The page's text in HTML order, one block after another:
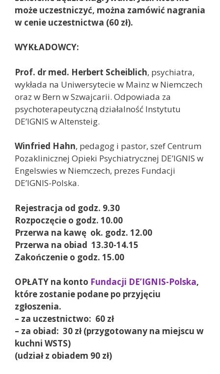
może uczestniczyć, można zamówić nagrania
w cenie uczestnictwa (60 zł).
WYKŁADOWCY:
Prof. dr med. Herbert Scheiblich, psychiatra,
wykłada na Uniwersytecie w Mainz w Niemczech
oraz w Bern w Szwajcarii. Odpowiada za
psychoterapeutyczną działalność Instytutu
DE’IGNIS w Altensteig.
Winfried Hahn, pedagog i pastor, szef Centrum
Pozaklinicznej Opieki Psychiatrycznej DE’IGNIS w
Engelswies w Niemczech, prezes Fundacji
DE’IGNIS-Polska.
Rejestracja od godz. 9.30
Rozpoczęcie o godz. 10.00
Przerwa na kawę ok. godz. 12.00
Przerwa na obiad 13.30-14.15
Zakończenie o godz. 15.00
OPŁATY na konto Fundacji DE’IGNIS-Polska,
które zostanie podane po przyjęciu
zgłoszenia.
– za uczestnictwo: 60 zł
– za obiad: 30 zł (przygotowany na miejscu w
kuchni WSTS)
(udział z obiadem 90 zł)